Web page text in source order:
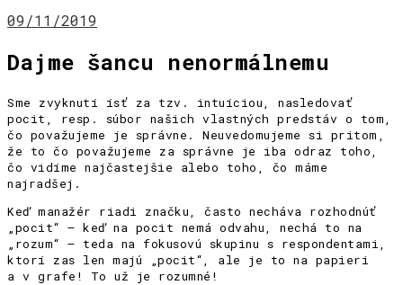
09/11/2019
Dajme šancu nenormálnemu
Sme zvyknutí ísť za tzv. intuíciou, nasledovať
pocit, resp. súbor našich vlastných predstáv o tom,
čo považujeme je správne. Neuvedomujeme si pritom,
že to čo považujeme za správne je iba odraz toho,
čo vidíme najčastejšie alebo toho, čo máme
najradšej.
Keď manažér riadi značku, často necháva rozhodnúť
„pocit“ – keď na pocit nemá odvahu, nechá to na
„rozum“ – teda na fokusovú skupinu s respondentami,
ktorí zas len majú „pocit“, ale je to na papieri
a v grafe! To už je rozumné!